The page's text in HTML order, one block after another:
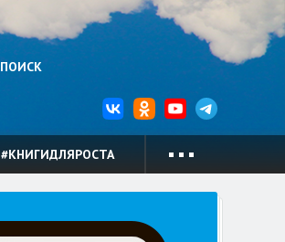
ПОИСК
#КНИГИДЛЯРОСТА